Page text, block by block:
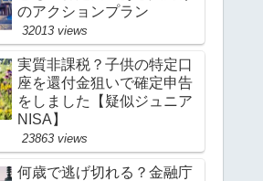
のアクションプラン
32013 views
実質非課税？子供の特定口
座を還付金狙いで確定申告
をしました【疑似ジュニア
NISA】
23863 views
何歳で逃げ切れる？金融庁